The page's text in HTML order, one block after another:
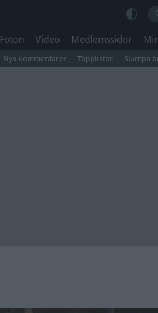
Foton Video Medlemssidor
Nya kommentarer Topplistor Slumpa